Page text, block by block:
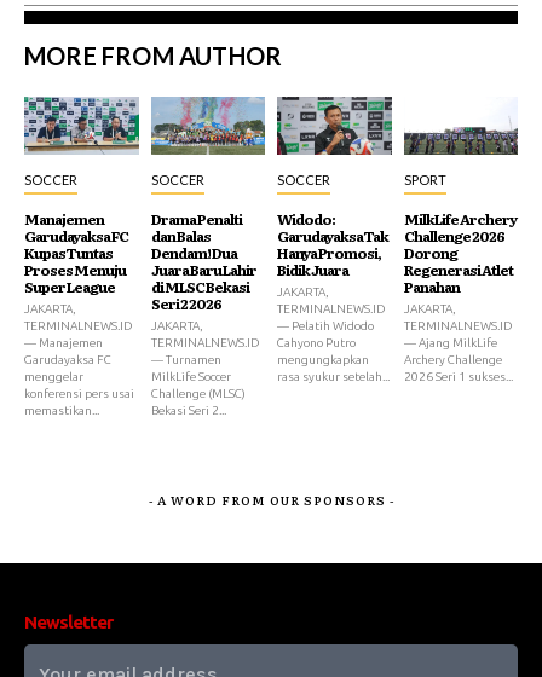
MORE FROM AUTHOR
SOCCER
Manajemen
Garudayaksa FC
Kupas Tuntas
Proses Menuju
Super League
JAKARTA,
TERMINALNEWS.ID
— Manajemen
Garudayaksa FC
menggelar
konferensi pers usai
memastikan...
SOCCER
Drama Penalti
dan Balas
Dendam! Dua
Juara Baru Lahir
di MLSC Bekasi
Seri 2 2026
JAKARTA,
TERMINALNEWS.ID
— Turnamen
MilkLife Soccer
Challenge (MLSC)
Bekasi Seri 2...
SOCCER
Widodo:
Garudayaksa Tak
Hanya Promosi,
Bidik Juara
JAKARTA,
TERMINALNEWS.ID
— Pelatih Widodo
Cahyono Putro
mengungkapkan
rasa syukur setelah...
SPORT
MilkLife Archery
Challenge 2026
Dorong
Regenerasi Atlet
Panahan
JAKARTA,
TERMINALNEWS.ID
— Ajang MilkLife
Archery Challenge
2026 Seri 1 sukses...
- A WORD FROM OUR SPONSORS -
Newsletter